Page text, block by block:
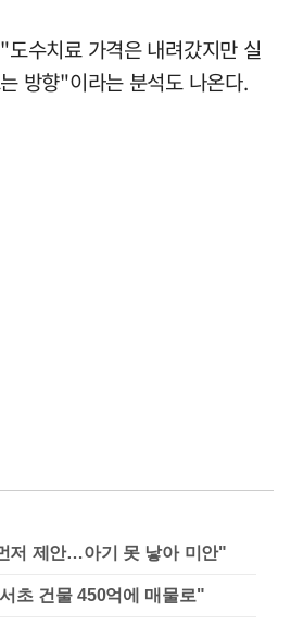
수치료 가격은 내려갔지만 실
방향"이라는 분석도 나온다.
저 제안…아기 못 낳아 미안"
초 건물 450억에 매물로"